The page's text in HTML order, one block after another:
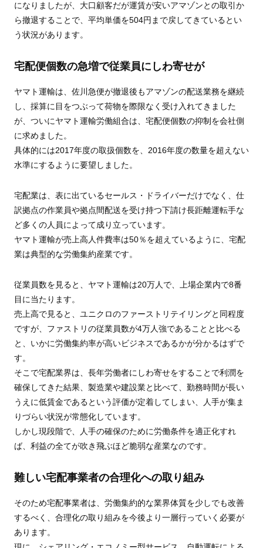
になりましたが、大口顧客だが運賃が安いアマゾンとの取引か
ら撤退することで、平均単価を504円まで戻してきているとい
う状況があります。
宅配便個数の急増で従業員にしわ寄せが
ヤマト運輸は、佐川急便が撤退後もアマゾンの配送業務を継続
し、採算に目をつぶって荷物を際限なく受け入れてきました
が、ついにヤマト運輸労働組合は、宅配便個数の抑制を会社側
に求めました。
具体的には2017年度の取扱個数を、2016年度の数量を超えない
水準にするように要望しました。
宅配業は、表に出ているセールス・ドライバーだけでなく、仕
訳拠点の作業員や拠点間配送を受け持つ下請け長距離運転手な
ど多くの人員によって成り立っています。
ヤマト運輸が売上高人件費率は50％を超えているように、宅配
業は典型的な労働集約産業です。
従業員数を見ると、ヤマト運輸は20万人で、上場企業内で8番
目に当たります。
売上高で見ると、ユニクロのファーストリテイリングと同程度
ですが、ファストリの従業員数が4万人強であることと比べる
と、いかに労働集約率が高いビジネスであるかが分かるはずで
す。
そこで宅配業界は、長年労働者にしわ寄せをすることで利潤を
確保してきた結果、製造業や建設業と比べて、勤務時間が長い
うえに低賃金であるという評価が定着してしまい、人手が集ま
りづらい状況が常態化しています。
しかし現段階で、人手の確保のために労働条件を適正化すれ
ば、利益の全てが吹き飛ぶほど脆弱な産業なのです。
難しい宅配事業者の合理化への取り組み
そのため宅配事業者は、労働集約的な業界体質を少しでも改善
するべく、合理化の取り組みを今後より一層行っていく必要が
あります。